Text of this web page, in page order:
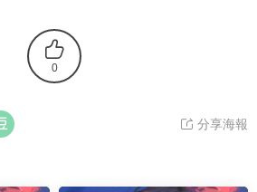
0
分享海報